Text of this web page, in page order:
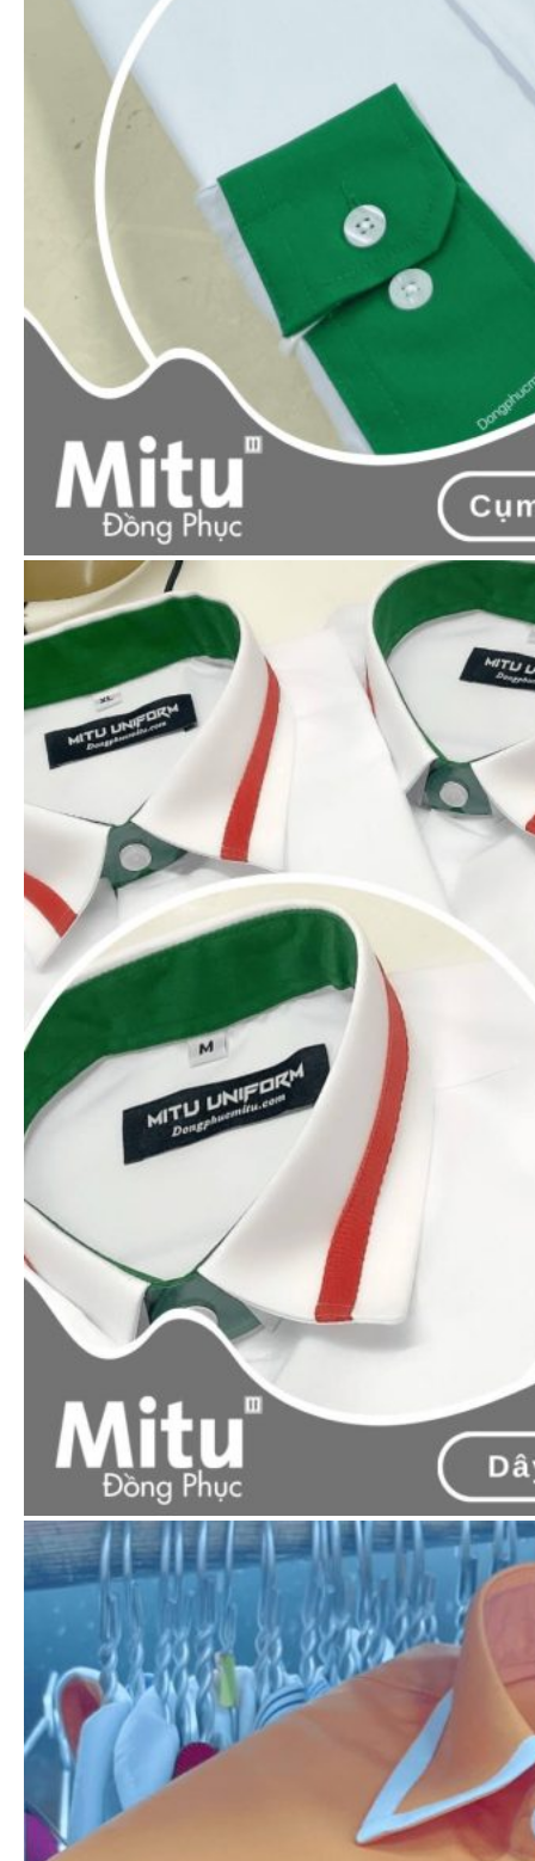
Đồng phục Mitu nhận thêu logo sắc nét theo yêu
cầu của khách hàng.
Máy thêu đời mới nhất hãng Tajima, thêu sắc nét
ngay cả chi tiết nhỏ.
Chỉ thêu xuất khẩu, bền, không phai màu, đa dạng
với hơn 2000 màu chỉ thêu.
Một số vị trí thêu logo áo sơ